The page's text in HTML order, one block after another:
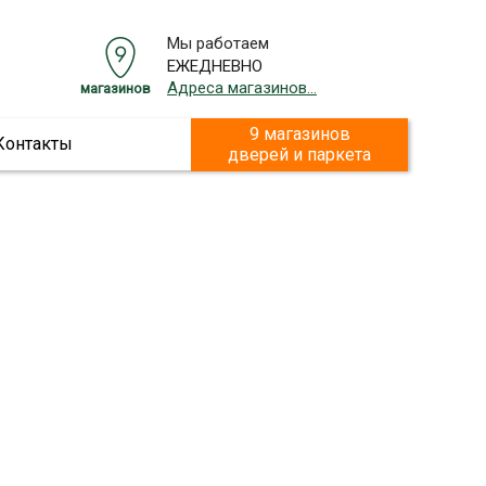
Мы работаем
ЕЖЕДНЕВНО
Адреса магазинов...
магазинов
9 магазинов
дверей и паркета